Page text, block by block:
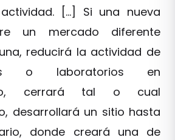
[…] Si una nueva
un mercado diferente
reducirá la actividad de
o laboratorios en
cerrará tal o cual
desarrollará un sitio hasta
donde creará una de